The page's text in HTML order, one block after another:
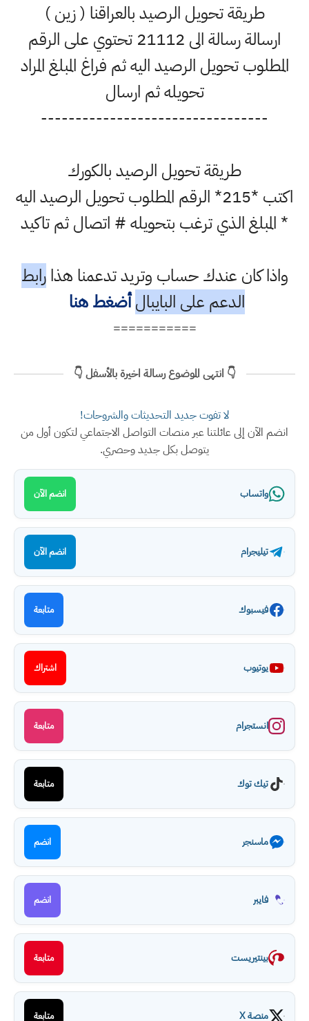
طريقة تحويل الرصيد بالعراقنا ( زين )
ارسالة رسالة الى 21112 تحتوي على الرقم
المطلوب تحويل الرصيد اليه ثم فراغ المبلغ المراد
تحويله ثم ارسال
---------------------------------
طريقة تحويل الرصيد بالكورك
اكتب *215* الرقم المطلوب تحويل الرصيد اليه
* المبلغ الذي ترغب بتحويله # اتصال ثم تاكيد
واذا كان عندك حساب وتريد تدعمنا هذارابط
الدعم على البايبال أضغط هنا
===========
👇 انتهى الموضوع رسالة اخيرة بالأسفل 👇
لا تفوت جديد التحديثات والشروحات!
انضم الآن إلى عائلتنا عبر منصات التواصل الاجتماعي لتكون أول من
يتوصل بكل جديد وحصري.
واتساب انضم الآن
تيليجرام انضم الآن
فيسبوك متابعة
يوتيوب اشتراك
انستجرام متابعة
تيك توك متابعة
ماسنجر انضم
فايبر انضم
بينتيريست متابعة
منصة X متابعة